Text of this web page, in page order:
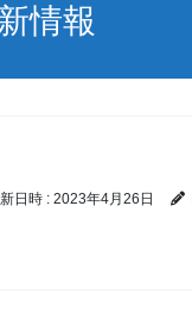
情報
日時 : 2023年4月26日